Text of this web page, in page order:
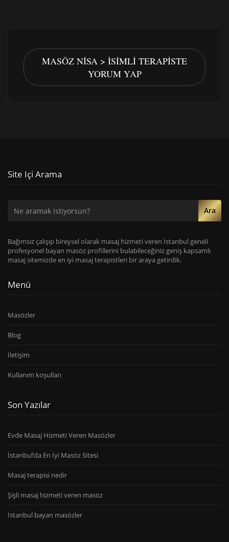
MASÖZ NISA > İSIMLI TERAPISTE
YORUM YAP
Site Içi Arama
Ara
Bağımsız çalışıp bireysel olarak masaj hizmeti veren İstanbul geneli
profesyonel bayan masöz profillerini bulabileceğiniz geniş kapsamlı
masaj sitemizde en iyi masaj terapistleri bir araya getirdik.
Menü
Masözler
Blog
İletişim
Kullanım koşulları
Son Yazılar
Evde Masaj Hizmeti Veren Masözler
İstanbul’da En İyi Masöz Sitesi
Masaj terapisi nedir
Şişli masaj hizmeti veren masöz
İstanbul bayan masözler